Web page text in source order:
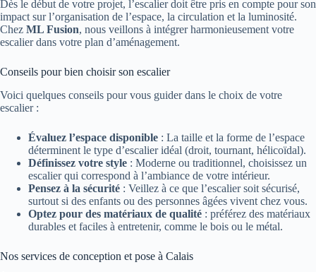
Dès le début de votre projet, l’escalier doit être pris en compte pour son
impact sur l’organisation de l’espace, la circulation et la luminosité.
Chez ML Fusion, nous veillons à intégrer harmonieusement votre
escalier dans votre plan d’aménagement.
Conseils pour bien choisir son escalier
Voici quelques conseils pour vous guider dans le choix de votre
escalier :
Évaluez l’espace disponible : La taille et la forme de l’espace
déterminent le type d’escalier idéal (droit, tournant, hélicoïdal).
Définissez votre style : Moderne ou traditionnel, choisissez un
escalier qui correspond à l’ambiance de votre intérieur.
Pensez à la sécurité : Veillez à ce que l’escalier soit sécurisé,
surtout si des enfants ou des personnes âgées vivent chez vous.
Optez pour des matériaux de qualité : préférez des matériaux
durables et faciles à entretenir, comme le bois ou le métal.
Nos services de conception et pose à Calais